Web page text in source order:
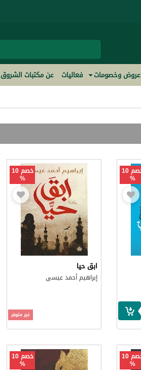
عروض وخصومات فعاليات عن مكتبات الشروق
خصم 10
%
خصم 10
%
ابق حيا
إبراهيم أحمد عيسى
غير متوفر
خصم 10
%
خصم 10
%